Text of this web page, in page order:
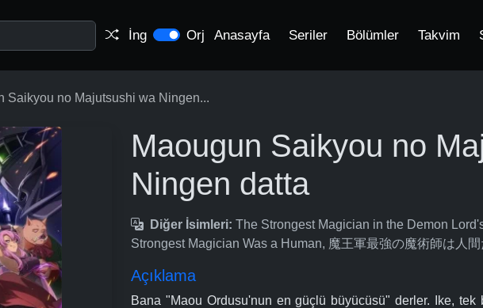
İng Orj Anasayfa Seriler Bölümler Takvim
Saikyou no Majutsushi wa Ningen...
Maougun Saikyou no
Ningen datta
Diğer İsimleri: The Strongest Magician in the Demon
Strongest Magician Was a Human, 魔王軍最強の魔術師は人間
Açıklama
Bana "Maou Ordusu'nun en güçlü büyücüsü" derler. Ike,